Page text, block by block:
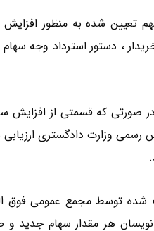
تعیین شده به منظور
، دستور استرداد وجه
ت) و ماده ۷۶ همان قانون ، در صورتی که
رسمی وزارت دادگستری
شده توسط مجمع عمومی فوق
هر مقدار سهام جدید